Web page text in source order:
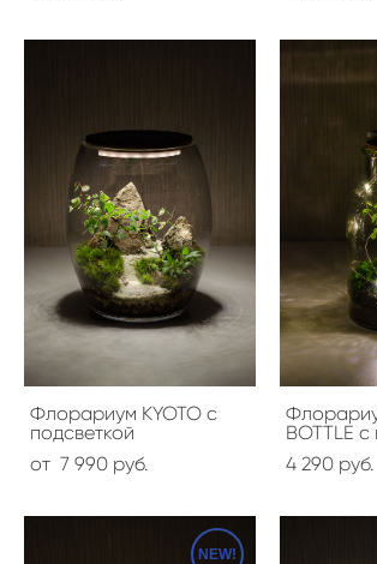
Флорариум KYOTO с
подсветкой
от 7 990 pуб.
BOTTLE
4 290 pуб.
NEW!